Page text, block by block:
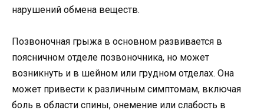
нарушений обмена веществ.
Позвоночная грыжа в основном развивается в
поясничном отделе позвоночника, но может
возникнуть и в шейном или грудном отделах. Она
может привести к различным симптомам, включая
боль в области спины, онемение или слабость в